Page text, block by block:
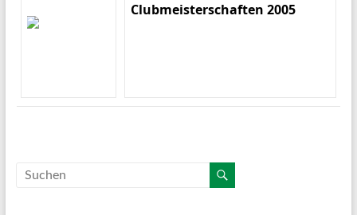
Clubmeisterschaften 2005